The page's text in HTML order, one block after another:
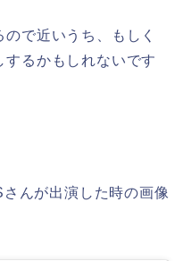
で近いうち、もしく
るかもしれないです
んが出演した時の画像